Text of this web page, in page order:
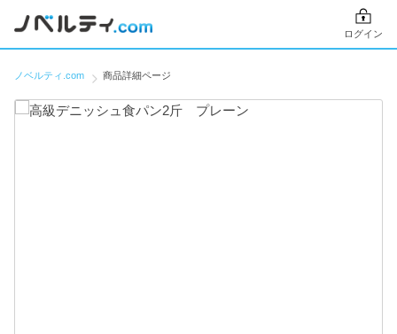
ログイン
ノベルティ.com 商品詳細ページ